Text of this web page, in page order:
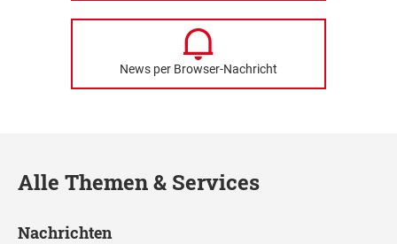
News per Browser-Nachricht
Alle Themen & Services
Nachrichten